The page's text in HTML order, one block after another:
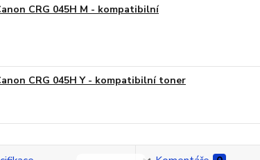
CRG 045H M - kompatibilní
CRG 045H Y - kompatibilní toner